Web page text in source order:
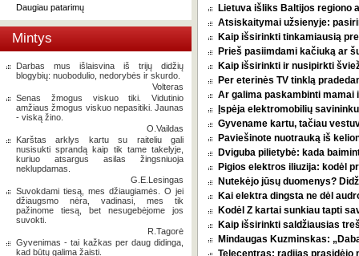
Daugiau patarimų
Mintys
Darbas mus išlaisvina iš trijų didžių
blogybių: nuobodulio, nedorybės ir skurdo.
Volteras
Senas žmogus viskuo tiki. Vidutinio
amžiaus žmogus viskuo nepasitiki. Jaunas
- viską žino.
O.Vaildas
Karštas arklys kartu su raiteliu gali
nusisukti sprandą kaip tik tame takelyje,
kuriuo atsargus asilas žingsniuoja
neklupdamas.
G.E.Lesingas
Suvokdami tiesą, mes džiaugiamės. O jei
džiaugsmo nėra, vadinasi, mes tik
pažinome tiesą, bet nesugebėjome jos
suvokti.
R.Tagorė
Gyvenimas - tai kažkas per daug didinga,
kad būtų galima žaisti.
Lietuva išliks Baltijos regiono
Atsiskaitymai užsienyje:
Kaip išsirinkti tinkamiausią
Prieš pasiimdami kačiuką ar
Kaip išsirinkti ir nusipirkti
Per eterinės TV tinklą
Ar galima paskambinti mamai
Įspėja elektromobilių
Gyvename kartu, tačiau
Paviešinote nuotrauką iš
Dviguba pilietybė: kada
Pigios elektros iliuzija: kodėl
Nutekėjo jūsų duomenys?
Kai elektra dingsta ne dėl
Kodėl Z kartai sunkiau tapti
Kaip išsirinkti saldžiausias
Mindaugas Kuzminskas:
Telecentras: radijas prasidėjo